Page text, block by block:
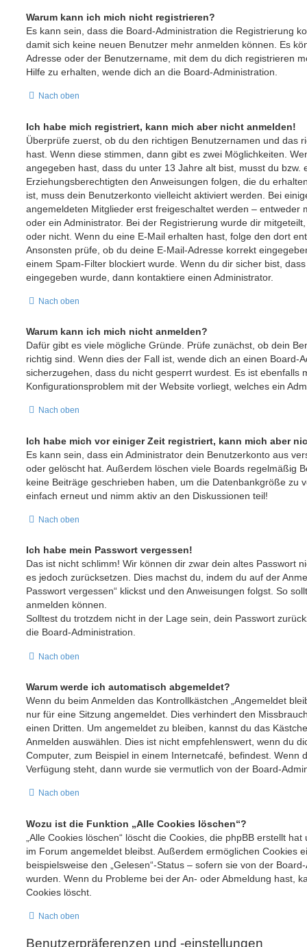
Warum kann ich mich nicht registrieren?
Es kann sein, dass die Board-Administration die Registrierung
damit sich keine neuen Benutzer mehr anmelden können. Es
Adresse oder der Benutzername, mit dem du dich registrieren
Hilfe zu erhalten, wende dich an die Board-Administration.
Nach oben
Ich habe mich registriert, kann mich aber nicht anmelden!
Überprüfe zuerst, ob du den richtigen Benutzernamen und das
hast. Wenn diese stimmen, dann gibt es zwei Möglichkeiten.
angegeben hast, dass du unter 13 Jahre alt bist, musst du bzw.
Erziehungsberechtigten den Anweisungen folgen, die du
ist, muss dein Benutzerkonto vielleicht aktiviert werden. Bei
angemeldeten Mitglieder erst freigeschaltet werden – entweder
oder ein Administrator. Bei der Registrierung wurde dir
oder nicht. Wenn du eine E-Mail erhalten hast, folge den dort
Ansonsten prüfe, ob du deine E-Mail-Adresse korrekt
einem Spam-Filter blockiert wurde. Wenn du dir sicher bist,
eingegeben wurde, dann kontaktiere einen Administrator.
Nach oben
Warum kann ich mich nicht anmelden?
Dafür gibt es viele mögliche Gründe. Prüfe zunächst, ob dein
richtig sind. Wenn dies der Fall ist, wende dich an einen Board-
sicherzugehen, dass du nicht gesperrt wurdest. Es ist ebenfalls
Konfigurationsproblem mit der Website vorliegt, welches ein
Nach oben
Ich habe mich vor einiger Zeit registriert, kann mich aber
Es kann sein, dass ein Administrator dein Benutzerkonto aus
oder gelöscht hat. Außerdem löschen viele Boards regelmäßig
keine Beiträge geschrieben haben, um die Datenbankgröße zu
einfach erneut und nimm aktiv an den Diskussionen teil!
Nach oben
Ich habe mein Passwort vergessen!
Das ist nicht schlimm! Wir können dir zwar dein altes Passwort
es jedoch zurücksetzen. Dies machst du, indem du auf der
Passwort vergessen“ klickst und den Anweisungen folgst. So
anmelden können.
Solltest du trotzdem nicht in der Lage sein, dein Passwort
die Board-Administration.
Nach oben
Warum werde ich automatisch abgemeldet?
Wenn du beim Anmelden das Kontrollkästchen „Angemeldet
nur für eine Sitzung angemeldet. Dies verhindert den
einen Dritten. Um angemeldet zu bleiben, kannst du das
Anmelden auswählen. Dies ist nicht empfehlenswert, wenn du
Computer, zum Beispiel in einem Internetcafé, befindest. Wenn
Verfügung steht, dann wurde sie vermutlich von der Board-
Nach oben
Wozu ist die Funktion „Alle Cookies löschen“?
„Alle Cookies löschen“ löscht die Cookies, die phpBB erstellt
im Forum angemeldet bleibst. Außerdem ermöglichen Cookies
beispielsweise den „Gelesen“-Status – sofern sie von der
wurden. Wenn du Probleme bei der An- oder Abmeldung hast,
Cookies löscht.
Nach oben
Benutzerpräferenzen und -einstellungen